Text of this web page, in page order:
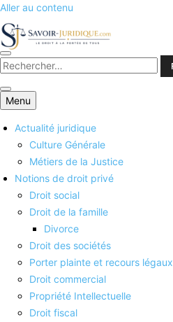
Aller au contenu
Savoirs juridiques
Menu
Actualité juridique
Culture Générale
Métiers de la Justice
Notions de droit privé
Droit social
Droit de la famille
Divorce
Droit des sociétés
Porter plainte et recours légaux
Droit commercial
Propriété Intellectuelle
Droit fiscal